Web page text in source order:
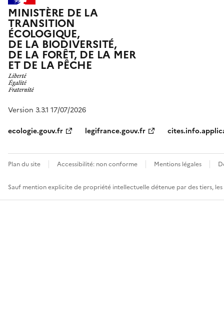
MINISTÈRE DE LA
TRANSITION
ÉCOLOGIQUE,
DE LA BIODIVERSITÉ,
DE LA FORÊT, DE LA MER
ET DE LA PÊCHE
Version 3.3.1 17/07/2026
ecologie.gouv.fr
legifrance.gouv.fr
Plan du site Accessibilité: non conforme Mentions légales
Sauf mention explicite de propriété intellectuelle détenue par des tiers,